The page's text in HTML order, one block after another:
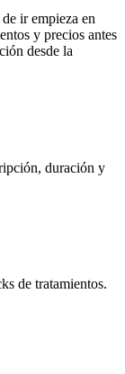
ir empieza en
y precios antes
desde la
duración y
de tratamientos.